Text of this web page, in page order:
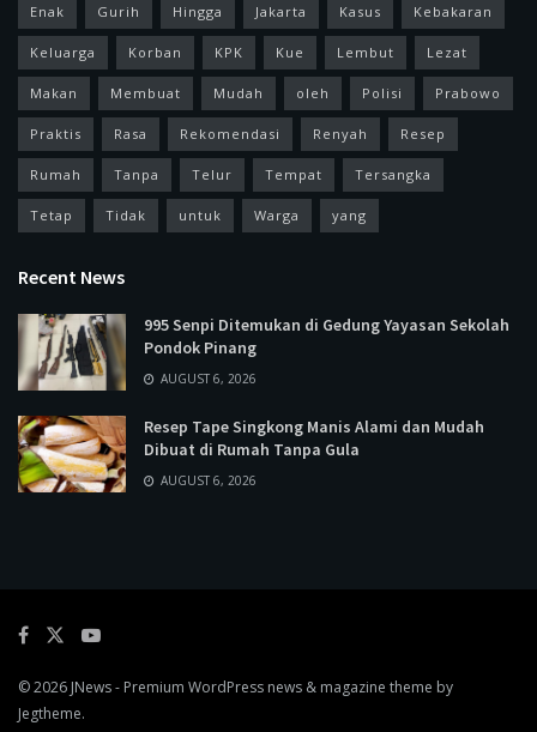
Enak Gurih Hingga Jakarta Kasus Kebakaran
Keluarga Korban KPK Kue Lembut Lezat
Makan Membuat Mudah oleh Polisi Prabowo
Praktis Rasa Rekomendasi Renyah Resep
Rumah Tanpa Telur Tempat Tersangka
Tetap Tidak untuk Warga yang
Recent News
995 Senpi Ditemukan di Gedung Yayasan Sekolah
Pondok Pinang
AUGUST 6, 2026
Resep Tape Singkong Manis Alami dan Mudah
Dibuat di Rumah Tanpa Gula
AUGUST 6, 2026
© 2026 JNews- Premium WordPress news & magazine theme by
Jegtheme.